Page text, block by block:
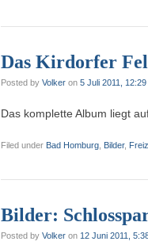
Das Kirdorfer
Posted by Volker on 5 Juli 2011,
Das komplette Album liegt
Filed under Bad Homburg Bilder,
Bilder:
Posted by Volker on 12 Juni 2011,